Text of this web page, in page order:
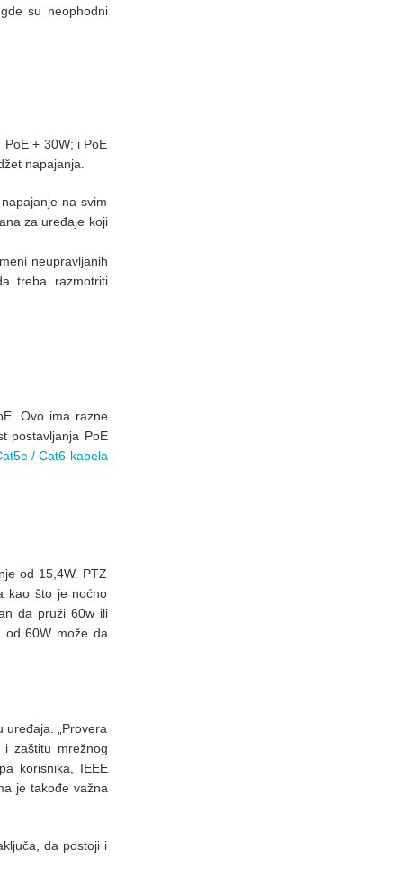
su neophodni
+ 30W; i PoE
napajanja.
na svim
za uređaje koji
neupravljanih
treba razmotriti
Ovo ima razne
postavljanja PoE
/ Cat6 kabela
od 15,4W. PTZ
kao što je noćno
da pruži 60w ili
od 60W može da
uređaja. „Provera
zaštitu mrežnog
korisnika, IEEE
je takođe važna
da postoji i